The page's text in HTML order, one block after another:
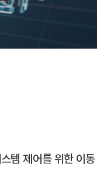
템 제어를 위한 이